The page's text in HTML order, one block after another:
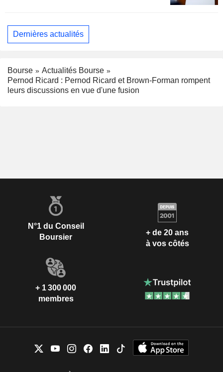
Dernières actualités
Bourse
Actualités Bourse
Pernod Ricard : Pernod Ricard et Brown-Forman rompent
leurs discussions en vue d'une fusion
N°1 du Conseil
Boursier
+ de 20 ans
à vos côtés
+ 1 300 000
membres